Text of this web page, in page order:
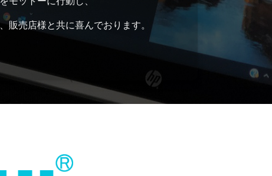
販売店様と共に喜んでおります。